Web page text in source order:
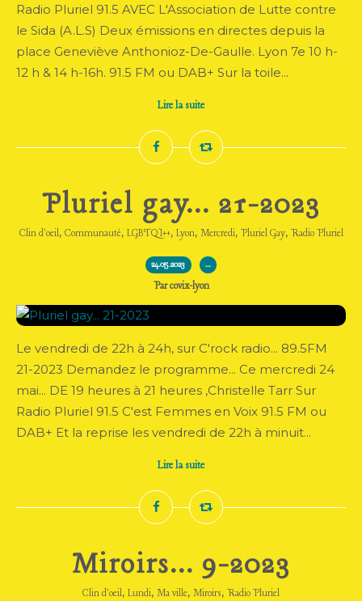
Radio Pluriel 91.5 AVEC L'Association de Lutte contre
le Sida (A.L.S) Deux émissions en directes depuis la
place Geneviève Anthonioz-De-Gaulle. Lyon 7e 10 h-
12 h & 14 h-16h. 91.5 FM ou DAB+ Sur la toile...
Lire la suite
Pluriel gay... 21-2023
Clin d'oeil, Communauté, LGBTQI++, Lyon, Mercredi, Pluriel Gay, Radio Pluriel
24.05.2023 …
Par covix-lyon
Le vendredi de 22h à 24h, sur C'rock radio... 89.5FM
21-2023 Demandez le programme... Ce mercredi 24
mai... DE 19 heures à 21 heures ,Christelle Tarr Sur
Radio Pluriel 91.5 C'est Femmes en Voix 91.5 FM ou
DAB+ Et la reprise les vendredi de 22h à minuit...
Lire la suite
Miroirs... 9-2023
Clin d'oeil, Lundi, Ma ville, Miroirs, Radio Pluriel